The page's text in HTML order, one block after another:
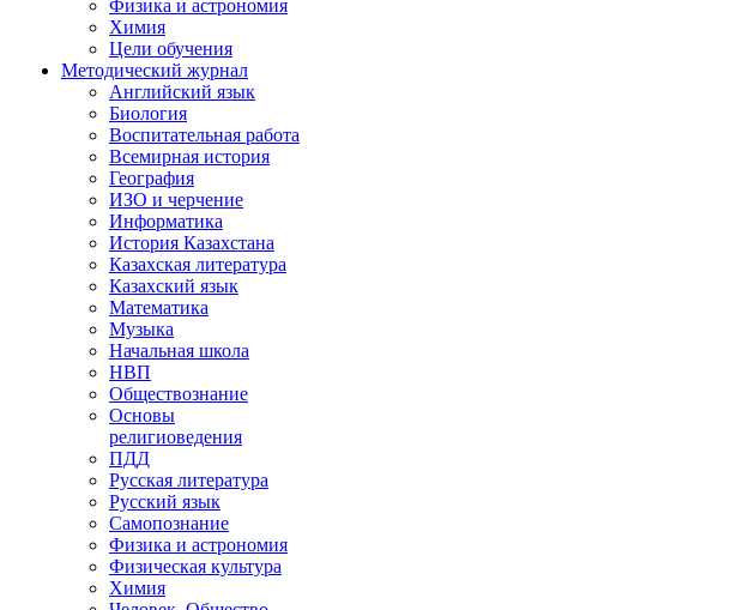
Физика и астрономия
Химия
Цели обучения
Методический журнал
Английский язык
Биология
Воспитательная работа
Всемирная история
География
ИЗО и черчение
Информатика
История Казахстана
Казахская литература
Казахский язык
Математика
Музыка
Начальная школа
НВП
Обществознание
Основы
религиоведения
ПДД
Русская литература
Русский язык
Самопознание
Физика и астрономия
Физическая культура
Химия